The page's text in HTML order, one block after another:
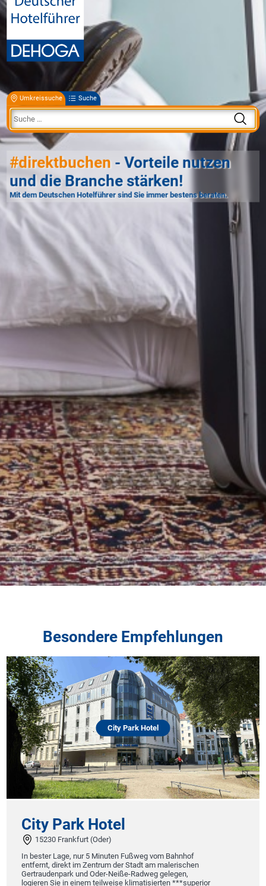
Umkreissuche Suche
#direktbuchen - Vorteile nutzen
und die Branche stärken!
Mit dem Deutschen Hotelführer sind Sie immer bestens beraten.
Besondere Empfehlungen
City Park Hotel
City Park Hotel
15230 Frankfurt (Oder)
In bester Lage, nur 5 Minuten Fußweg vom Bahnhof
entfernt, direkt im Zentrum der Stadt am malerischen
Gertraudenpark und Oder-Neiße-Radweg gelegen,
logieren Sie in einem teilweise klimatisierten ***superior